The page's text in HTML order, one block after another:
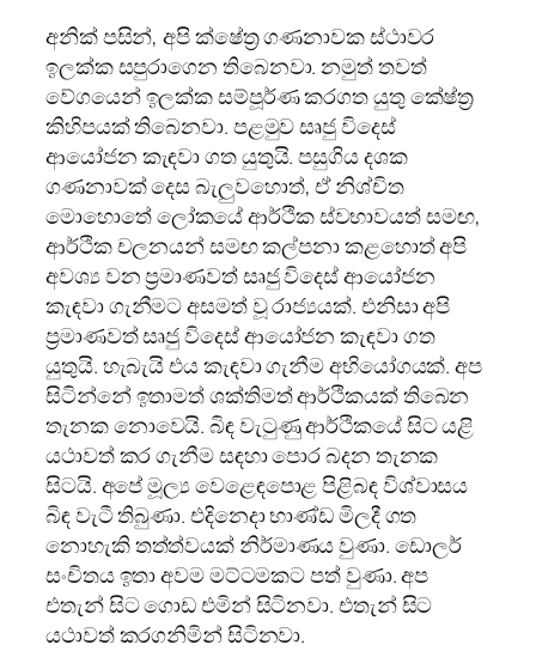
අනික් පසින්, අපි ක්ෂේත්‍ර ගණනාවක ස්ථාවර
ඉලක්ක සපුරාගෙන තිබෙනවා. නමුත් තවත්
වේගයෙන් ඉලක්ක සම්පූර්ණ කරගත යුතු කේෂ්ත්‍ර
කිහිපයක් තිබෙනවා. පළමුව සෘජු විදෙස්
ආයෝජන කැඳවා ගත යුතුයි. පසුගිය දශක
ගණනාවක් දෙස බැලුවහොත්, ඒ නිශ්චිත
මොහොතේ ලෝකයේ ආර්ථික ස්වභාවයත් සමඟ,
ආර්ථික චලනයන් සමඟ කල්පනා කළහොත් අපි
අවශ්‍ය වන ප්‍රමාණවත් සෘජු විදෙස් ආයෝජන
කැඳවා ගැනීමට අසමත් වූ රාජ්‍යයක්. එනිසා අපි
ප්‍රමාණවත් සෘජු විදෙස් ආයෝජන කැඳවා ගත
යුතුයි. හැබැයි එය කැඳවා ගැනීම අභියෝගයක්. අප
සිටින්නේ ඉතාමත් ශක්තිමත් ආර්ථිකයක් තිබෙන
තැනක නොවෙයි. බිඳ වැටුණු ආර්ථිකයේ සිට යළි
යථාවත් කර ගැනීම සඳහා පොර බදන තැනක
සිටයි. අපේ මූල්‍ය වෙළෙඳපොළ පිළිබඳ විශ්වාසය
බිඳ වැටී තිබුණා. එදිනෙදා භාණ්ඩ මිලදී ගත
නොහැකි තත්ත්වයක් නිර්මාණය වුණා. ඩොලර්
සංචිතය ඉතා අවම මට්ටමකට පත් වුණා. අප
එතැන් සිට ගොඩ එමින් සිටිනවා. එතැන් සිට
යථාවත් කරගනිමින් සිටිනවා.